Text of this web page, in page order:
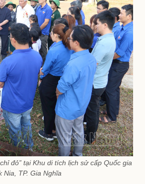
đỏ” tại Khu di tích lịch sử cấp Quốc gia
TP. Gia Nghĩa